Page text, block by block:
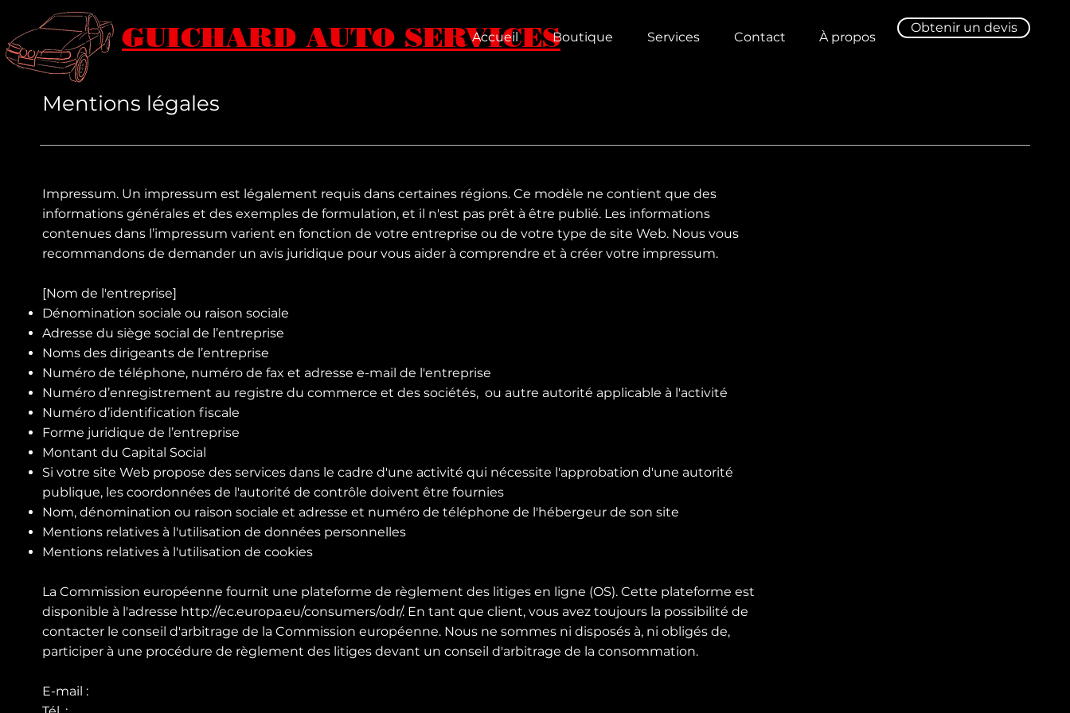
GUICHARD AUTO SERVICES
Accueil Boutique Services Contact À propos
Obtenir un devis
Mentions légales
Impressum. Un impressum est légalement requis dans certaines régions. Ce modèle ne contient que des
informations générales et des exemples de formulation, et il n'est pas prêt à être publié. Les informations
contenues dans l’impressum varient en fonction de votre entreprise ou de votre type de site Web. Nous vous
recommandons de demander un avis juridique pour vous aider à comprendre et à créer votre impressum.
[Nom de l'entreprise]
Dénomination sociale ou raison sociale
Adresse du siège social de l’entreprise
Noms des dirigeants de l’entreprise
Numéro de téléphone, numéro de fax et adresse e-mail de l'entreprise
Numéro d’enregistrement au registre du commerce et des sociétés, ou autre autorité applicable à l'activité
Numéro d’identification fiscale
Forme juridique de l’entreprise
Montant du Capital Social
Si votre site Web propose des services dans le cadre d'une activité qui nécessite l'approbation d'une autorité
publique, les coordonnées de l'autorité de contrôle doivent être fournies
Nom, dénomination ou raison sociale et adresse et numéro de téléphone de l'hébergeur de son site
Mentions relatives à l'utilisation de données personnelles
Mentions relatives à l'utilisation de cookies
La Commission européenne fournit une plateforme de règlement des litiges en ligne (OS). Cette plateforme est
disponible à l'adresse http://ec.europa.eu/consumers/odr/. En tant que client, vous avez toujours la possibilité de
contacter le conseil d'arbitrage de la Commission européenne. Nous ne sommes ni disposés à, ni obligés de,
participer à une procédure de règlement des litiges devant un conseil d'arbitrage de la consommation.
E-mail :